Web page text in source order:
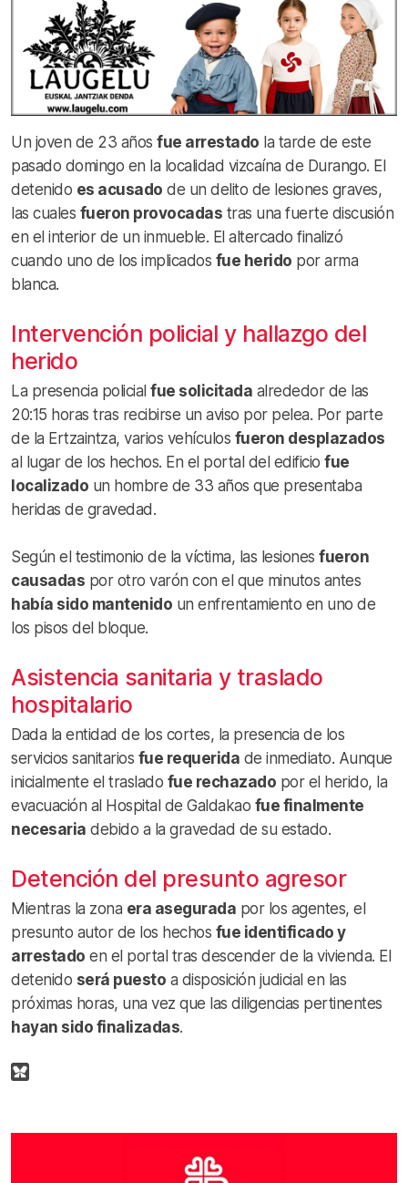
Un joven de 23 años fue arrestado la tarde de este
pasado domingo en la localidad vizcaína de Durango. El
detenido es acusado de un delito de lesiones graves,
las cuales fueron provocadas tras una fuerte discusión
en el interior de un inmueble. El altercado finalizó
cuando uno de los implicados fue herido por arma
blanca.
Intervención policial y hallazgo del
herido
La presencia policial fue solicitada alrededor de las
20:15 horas tras recibirse un aviso por pelea. Por parte
de la Ertzaintza, varios vehículos fueron desplazados
al lugar de los hechos. En el portal del edificio fue
localizado un hombre de 33 años que presentaba
heridas de gravedad.
Según el testimonio de la víctima, las lesiones fueron
causadas por otro varón con el que minutos antes
había sido mantenido un enfrentamiento en uno de
los pisos del bloque.
Asistencia sanitaria y traslado
hospitalario
Dada la entidad de los cortes, la presencia de los
servicios sanitarios fue requerida de inmediato. Aunque
inicialmente el traslado fue rechazado por el herido, la
evacuación al Hospital de Galdakao fue finalmente
necesaria debido a la gravedad de su estado.
Detención del presunto agresor
Mientras la zona era asegurada por los agentes, el
presunto autor de los hechos fue identificado y
arrestado en el portal tras descender de la vivienda. El
detenido será puesto a disposición judicial en las
próximas horas, una vez que las diligencias pertinentes
hayan sido finalizadas.